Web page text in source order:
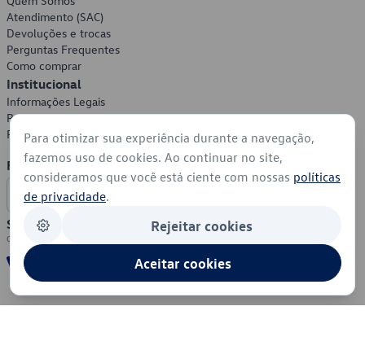
Atendimento (SAC)
Devoluções e trocas
Perguntas Frequentes
Como comprar
Institucional
Informações Legais
Política de Privacidade
Política de Cookies
Formas de Pagamento
Segurança
Para otimizar sua experiência durante a navegação,
fazemos uso de cookies. Ao continuar no site,
consideramos que você está ciente com nossas políticas
de privacidade.
Rejeitar cookies
Aceitar cookies